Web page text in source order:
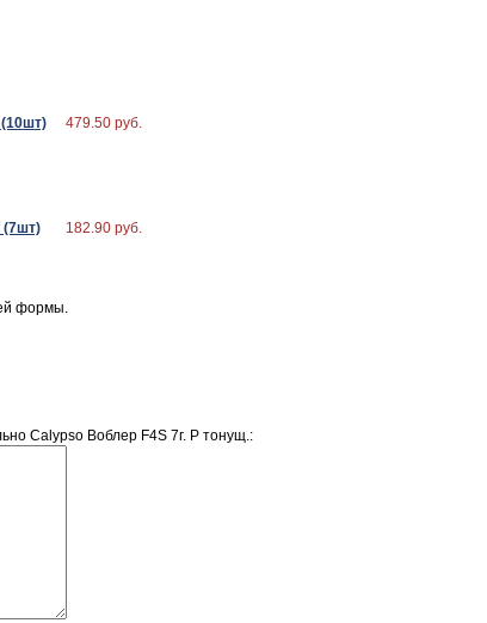
479.50 руб.
(7шт) 182.90 руб.
формы.
Calypso Воблер F4S 7г. P тонущ.: